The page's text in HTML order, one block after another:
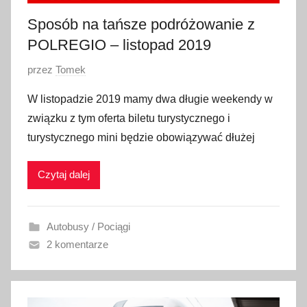
Sposób na tańsze podróżowanie z
POLREGIO – listopad 2019
O
u
b
l
i
a
n
3
0
przez Tomek
W listopadzie 2019 mamy dwa długie weekendy w
związku z tym oferta biletu turystycznego i
turystycznego mini będzie obowiązywać dłużej
Czytaj dalej
Autobusy / Pociągi
2 komentarze